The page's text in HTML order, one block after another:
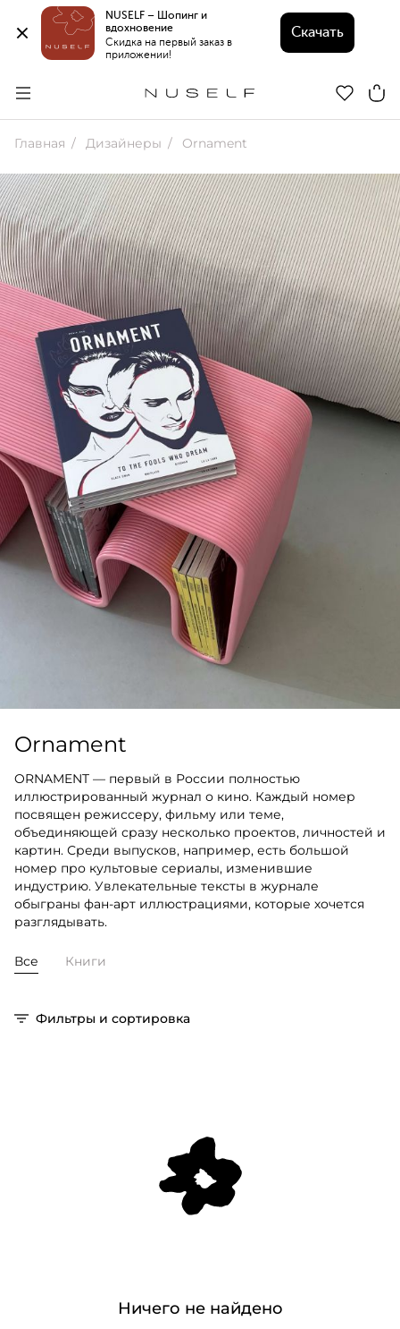
NUSELF – Шопинг и
вдохновение
Скидка на первый заказ в
приложении!
Скачать
Главная Дизайнеры Ornament
Ornament
ORNAMENT — первый в России полностью
иллюстрированный журнал о кино. Каждый номер
посвящен режиссеру, фильму или теме,
объединяющей сразу несколько проектов, личностей и
картин. Среди выпусков, например, есть большой
номер про культовые сериалы, изменившие
индустрию. Увлекательные тексты в журнале
обыграны фан-арт иллюстрациями, которые хочется
разглядывать.
Все Книги
Фильтры и сортировка
Ничего не найдено